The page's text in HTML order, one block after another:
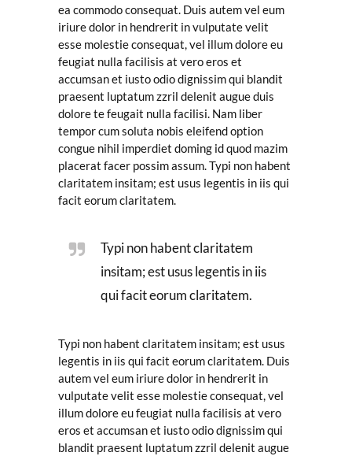
ea commodo consequat. Duis autem vel eum
iriure dolor in hendrerit in vulputate velit
esse molestie consequat, vel illum dolore eu
feugiat nulla facilisis at vero eros et
accumsan et iusto odio dignissim qui blandit
praesent luptatum zzril delenit augue duis
dolore te feugait nulla facilisi. Nam liber
tempor cum soluta nobis eleifend option
congue nihil imperdiet doming id quod mazim
placerat facer possim assum. Typi non habent
claritatem insitam; est usus legentis in iis qui
facit eorum claritatem.
Typi non habent claritatem
insitam; est usus legentis in iis
qui facit eorum claritatem.
Typi non habent claritatem insitam; est usus
legentis in iis qui facit eorum claritatem. Duis
autem vel eum iriure dolor in hendrerit in
vulputate velit esse molestie consequat, vel
illum dolore eu feugiat nulla facilisis at vero
eros et accumsan et iusto odio dignissim qui
blandit praesent luptatum zzril delenit augue